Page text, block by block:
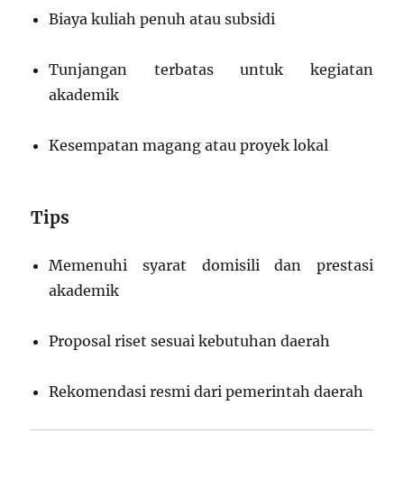
Biaya kuliah penuh atau subsidi
Tunjangan terbatas untuk kegiatan
akademik
Kesempatan magang atau proyek lokal
Tips
Memenuhi syarat domisili dan prestasi
akademik
Proposal riset sesuai kebutuhan daerah
Rekomendasi resmi dari pemerintah daerah